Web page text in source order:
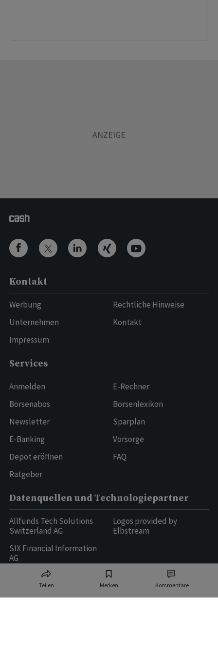
Teilen Merken Kommentare
Kontakt
Werbung
Unternehmen
Impressum
Rechtliche Hinweise
Kontakt
Services
Anmelden
Börsenabos
Newsletter
E-Banking
Depot eröffnen
Ratgeber
E-Rechner
Börsenlexikon
Sparplan
Vorsorge
FAQ
Datenquellen und Technologiepartner
Allfunds Tech Solutions
Switzerland AG
SIX Financial Information
AG
Logos provided by
Elbstream